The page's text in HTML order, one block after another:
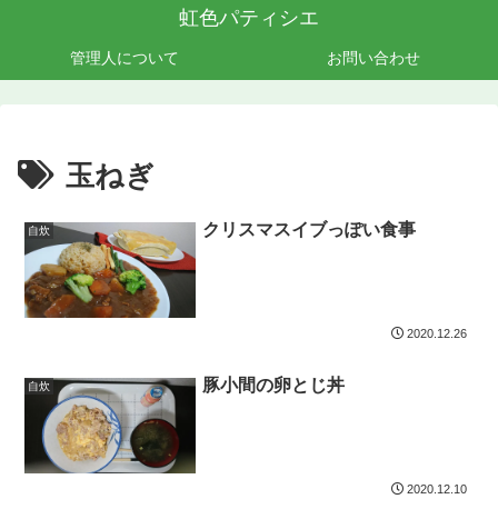
虹色パティシエ
管理人について お問い合わせ
玉ねぎ
自炊 クリスマスイブっぽい食事
2020.12.26
自炊 豚小間の卵とじ丼
2020.12.10